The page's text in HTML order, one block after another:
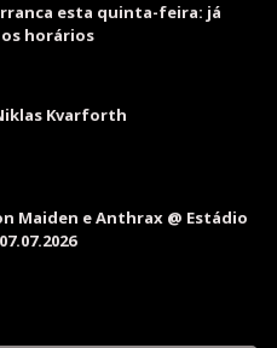
esta quinta-feira: já
horários
Kvarforth
Maiden e Anthrax @ Estádio